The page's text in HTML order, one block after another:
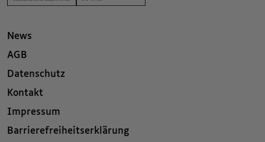
News
AGB
Datenschutz
Kontakt
Impressum
Barrierefreiheitserklärung